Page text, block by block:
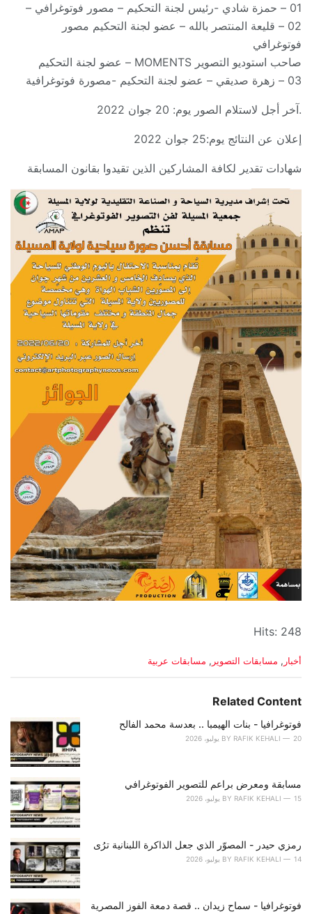
01 – حمزة شادي -رئيس لجنة التحكيم – مصور فوتوغرافي –
02 – قليعة المنتصر بالله – عضو لجنة التحكيم مصور
فوتوغرافي
صاحب استوديو التصوير MOMENTS – عضو لجنة التحكيم
03 – زهرة صديقي – عضو لجنة التحكيم -مصورة فوتوغرافية
.آخر أجل لاستلام الصور يوم: 20 جوان 2022
إعلان عن النتائج يوم:25 جوان 2022
شهادات تقدير لكافة المشاركين الذين تقيدوا بقانون المسابقة
Hits: 248
C
e
o
r
:
أخبار , مسابقات التصوير , مسابقات عربية
Related Content
فوتوغرافيا - بنات الهيمبا .. بعدسة محمد الفالح
BY RAFIK KEHALI 20 يوليو، 2026
مسابقة ومعرض براعم للتصوير الفوتوغرافي
BY RAFIK KEHALI 15 يوليو، 2026
رمزي حيدر - المصوّر الذي جعل الذاكرة اللبنانية ترُى
BY RAFIK KEHALI 14 يوليو، 2026
فوتوغرافيا - سماح زيدان .. قصة دمعة الفوز المصرية